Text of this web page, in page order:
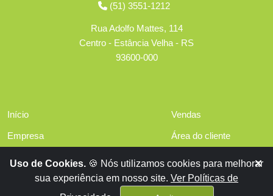
(51) 3551-1212
Rua Adolfo Mattes, 114
Centro - Estância Velha - RS
93600-000
Início
Empresa
Financiamentos
Vendas
Área do cliente
Contato
Uso de Cookies. 🍪 Nós utilizamos cookies para melhorar
sua experiência em nosso site. Ver Políticas de